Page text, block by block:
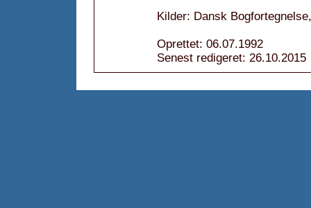
Kilder: Dansk
Oprettet: 06.07.1992
Senest redigeret: 26.10.2015